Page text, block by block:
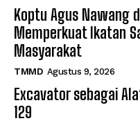
Koptu Agus Nawang
Memperkuat Ikatan
Masyarakat
TMMD Agustus 9, 2026
Excavator sebagai
129